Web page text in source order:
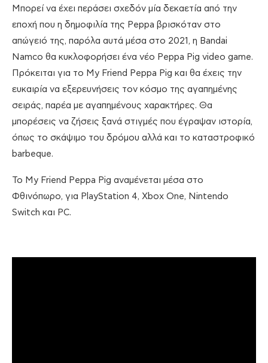
Μπορεί να έχει περάσει σχεδόν μία δεκαετία από την
εποχή που η δημοφιλία της Peppa βρισκόταν στο
απώγειό της, παρόλα αυτά μέσα στο 2021, η Bandai
Namco θα κυκλοφορήσει ένα νέο Peppa Pig video game.
Πρόκειται για το My Friend Peppa Pig και θα έχεις την
ευκαιρία να εξερευνήσεις τον κόσμο της αγαπημένης
σειράς, παρέα με αγαπημένους χαρακτήρες. Θα
μπορέσεις να ζήσεις ξανά στιγμές που έγραψαν ιστορία,
όπως το σκάψιμο του δρόμου αλλά και το καταστροφικό
barbeque.
Το My Friend Peppa Pig αναμένεται μέσα στο
Φθινόπωρο, για PlayStation 4, Xbox One, Nintendo
Switch και PC.